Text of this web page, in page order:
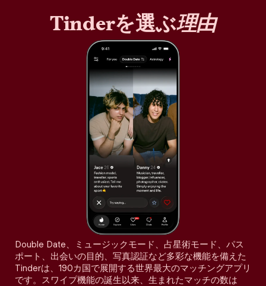
Tinderを選ぶ理由
Double Date、ミュージックモード、占星術モード、パス
ポート、出会いの目的、写真認証など多彩な機能を備えた
Tinderは、190カ国で展開する世界最大のマッチングアプリ
です。スワイプ機能の誕生以来、生まれたマッチの数は